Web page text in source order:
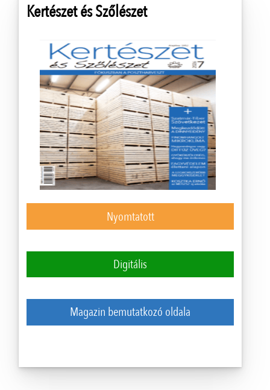
Kertészet és Szőlészet
Nyomtatott
Digitális
Magazin bemutatkozó oldala